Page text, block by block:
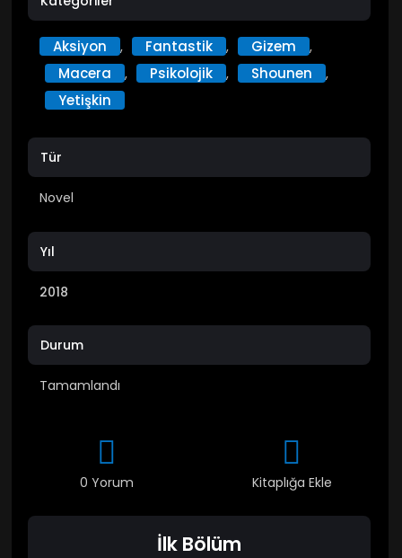
Aksiyon , Fantastik , Gizem ,
Macera , Psikolojik , Shounen ,
Yetişkin
Tür
Novel
Yıl
2018
Durum
Tamamlandı
0 Yorum Kitaplığa Ekle
İlk Bölüm